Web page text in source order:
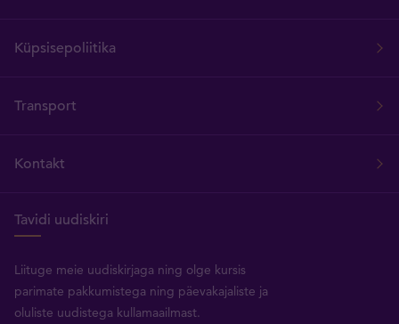
Küpsisepoliitika
Transport
Kontakt
Tavidi uudiskiri
Liituge meie uudiskirjaga ning olge kursis
parimate pakkumistega ning päevakajaliste ja
oluliste uudistega kullamaailmast.